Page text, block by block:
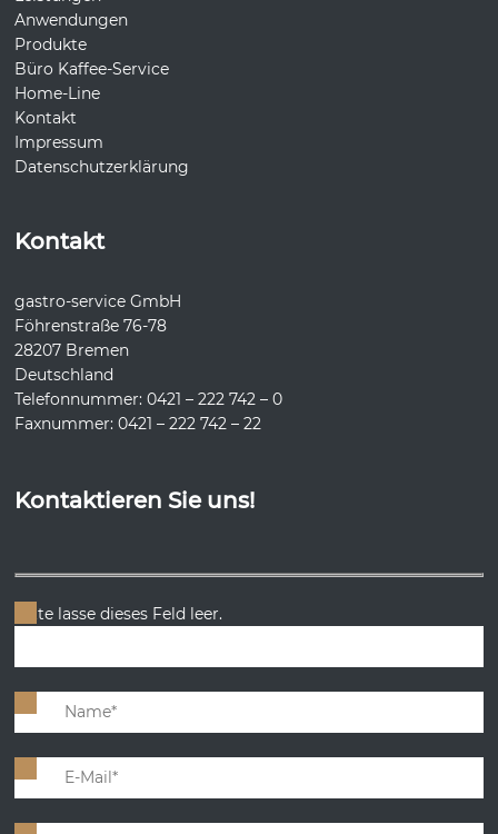
Anwendungen
Produkte
Büro Kaffee-Service
Home-Line
Kontakt
Impressum
Datenschutzerklärung
Kontakt
gastro-service GmbH
Föhrenstraße 76-78
28207 Bremen
Deutschland
Telefonnummer: 0421 – 222 742 – 0
Faxnummer: 0421 – 222 742 – 22
Kontaktieren Sie uns!
Bitte lasse dieses Feld leer.